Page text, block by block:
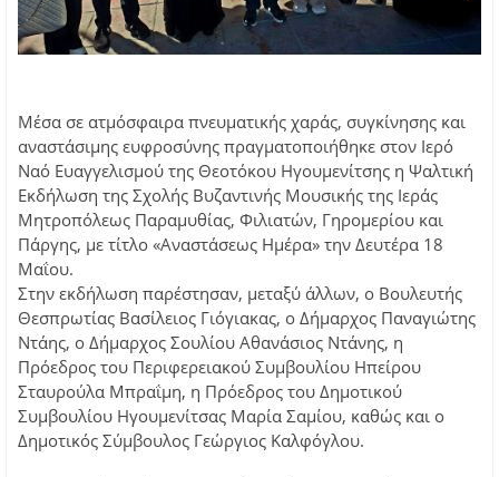
Μέσα σε ατμόσφαιρα πνευματικής χαράς, συγκίνησης και
αναστάσιμης ευφροσύνης πραγματοποιήθηκε στον Ιερό
Ναό Ευαγγελισμού της Θεοτόκου Ηγουμενίτσης η Ψαλτική
Εκδήλωση της Σχολής Βυζαντινής Μουσικής της Ιεράς
Μητροπόλεως Παραμυθίας, Φιλιατών, Γηρομερίου και
Πάργης, με τίτλο «Αναστάσεως Ημέρα» την Δευτέρα 18
Μαΐου.
Στην εκδήλωση παρέστησαν, μεταξύ άλλων, ο Βουλευτής
Θεσπρωτίας Βασίλειος Γιόγιακας, ο Δήμαρχος Παναγιώτης
Ντάης, ο Δήμαρχος Σουλίου Αθανάσιος Ντάνης, η
Πρόεδρος του Περιφερειακού Συμβουλίου Ηπείρου
Σταυρούλα Μπραΐμη, η Πρόεδρος του Δημοτικού
Συμβουλίου Ηγουμενίτσας Μαρία Σαμίου, καθώς και ο
Δημοτικός Σύμβουλος Γεώργιος Καλφόγλου.